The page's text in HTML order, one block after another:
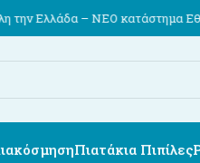
– ΝΕΟ κατάστημα Εθν.
Πιατάκια Πιπίλες